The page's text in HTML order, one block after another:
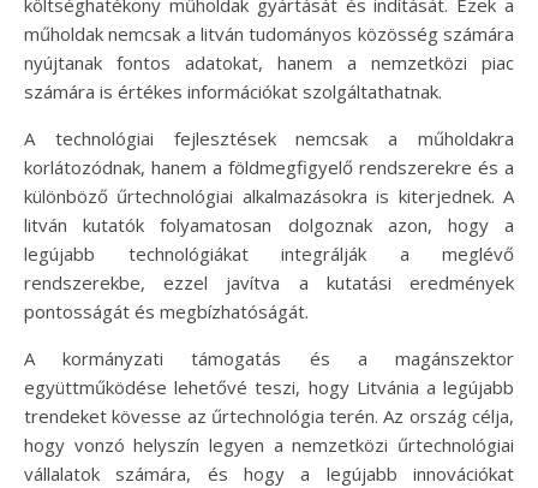
műholdak nemcsak a litván tudományos közösség számára
nyújtanak fontos adatokat, hanem a nemzetközi piac
számára is értékes információkat szolgáltathatnak.
A technológiai fejlesztések nemcsak a műholdakra
korlátozódnak, hanem a földmegfigyelő rendszerekre és a
különböző űrtechnológiai alkalmazásokra is kiterjednek. A
litván kutatók folyamatosan dolgoznak azon, hogy a
legújabb technológiákat integrálják a meglévő
rendszerekbe, ezzel javítva a kutatási eredmények
pontosságát és megbízhatóságát.
A kormányzati támogatás és a magánszektor
együttműködése lehetővé teszi, hogy Litvánia a legújabb
trendeket kövesse az űrtechnológia terén. Az ország célja,
hogy vonzó helyszín legyen a nemzetközi űrtechnológiai
vállalatok számára, és hogy a legújabb innovációkat